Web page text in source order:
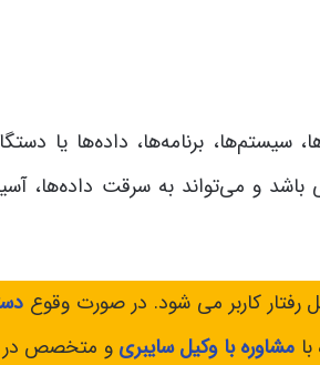
برنامه‌ها، داده‌ها یا
و می‌تواند به سرقت داده‌ها،
رفتار کاربر می‌ شود. در صورت وقوع
مشاوره با وکیل سایبری و متخصص در